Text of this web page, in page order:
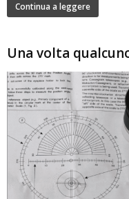
Continua a leggere
Una volta